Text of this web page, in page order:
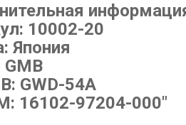
10002-20
Япония
GWD-54A
16102-97204-000"